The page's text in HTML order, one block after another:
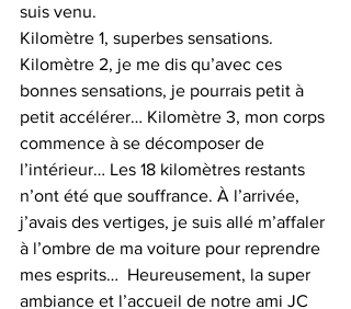
suis venu.
Kilomètre 1, superbes sensations.
Kilomètre 2, je me dis qu’avec ces
bonnes sensations, je pourrais petit à
petit accélérer… Kilomètre 3, mon corps
commence à se décomposer de
l’intérieur… Les 18 kilomètres restants
n’ont été que souffrance. À l’arrivée,
j’avais des vertiges, je suis allé m’affaler
à l’ombre de ma voiture pour reprendre
mes esprits…  Heureusement, la super
ambiance et l’accueil de notre ami JC